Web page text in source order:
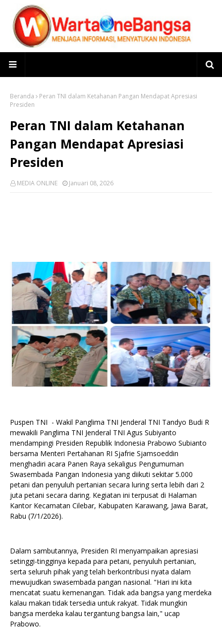
Beranda
Peran TNI dalam Ketahanan Pangan Mendapat Apresiasi
Presiden
Peran TNI dalam Ketahanan
Pangan Mendapat Apresiasi
Presiden
MEDIA ONLINE Januari 08, 2026
Puspen TNI - Wakil Panglima TNI Jenderal TNI Tandyo Budi R
mewakili Panglima TNI Jenderal TNI Agus Subiyanto
mendampingi Presiden Republik Indonesia Prabowo Subianto
bersama Menteri Pertahanan RI Sjafrie Sjamsoeddin
menghadiri acara Panen Raya sekaligus Pengumuman
Swasembada Pangan Indonesia yang diikuti sekitar 5.000
petani dan penyuluh pertanian secara luring serta lebih dari 2
juta petani secara daring. Kegiatan ini terpusat di Halaman
Kantor Kecamatan Cilebar, Kabupaten Karawang, Jawa Barat,
Rabu (7/1/2026).
Dalam sambutannya, Presiden RI menyampaikan apresiasi
setinggi-tingginya kepada para petani, penyuluh pertanian,
serta seluruh pihak yang telah berkontribusi nyata dalam
mewujudkan swasembada pangan nasional. "Hari ini kita
mencatat suatu kemenangan. Tidak ada bangsa yang merdeka
kalau makan tidak tersedia untuk rakyat. Tidak mungkin
bangsa merdeka kalau tergantung bangsa lain," ucap
Prabowo.